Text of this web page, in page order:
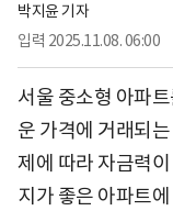
박지윤 기자
입력 2025.11.08. 06:00
서울 중소형 아파
운 가격에 거래되
제에 따라 자금력
지가 좋은 아파트